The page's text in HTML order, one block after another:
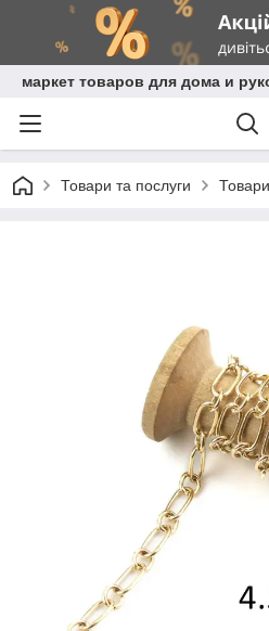
маркет товаров для дома и
Товари та послуги